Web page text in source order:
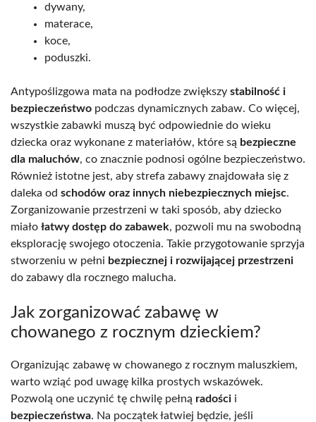
dywany,
materace,
koce,
poduszki.
Antypoślizgowa mata na podłodze zwiększy stabilność i
bezpieczeństwo podczas dynamicznych zabaw. Co więcej,
wszystkie zabawki muszą być odpowiednie do wieku
dziecka oraz wykonane z materiałów, które są bezpieczne
dla maluchów, co znacznie podnosi ogólne bezpieczeństwo.
Również istotne jest, aby strefa zabawy znajdowała się z
daleka od schodów oraz innych niebezpiecznych miejsc.
Zorganizowanie przestrzeni w taki sposób, aby dziecko
miało łatwy dostęp do zabawek, pozwoli mu na swobodną
eksplorację swojego otoczenia. Takie przygotowanie sprzyja
stworzeniu w pełni bezpiecznej i rozwijającej przestrzeni
do zabawy dla rocznego malucha.
Jak zorganizować zabawę w
chowanego z rocznym dzieckiem?
Organizując zabawę w chowanego z rocznym maluszkiem,
warto wziąć pod uwagę kilka prostych wskazówek.
Pozwolą one uczynić tę chwilę pełną radości i
bezpieczeństwa. Na początek łatwiej będzie, jeśli